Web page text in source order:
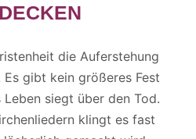
die Auferstehung
gibt kein größeres Fest
siegt über den Tod.
klingt es fast